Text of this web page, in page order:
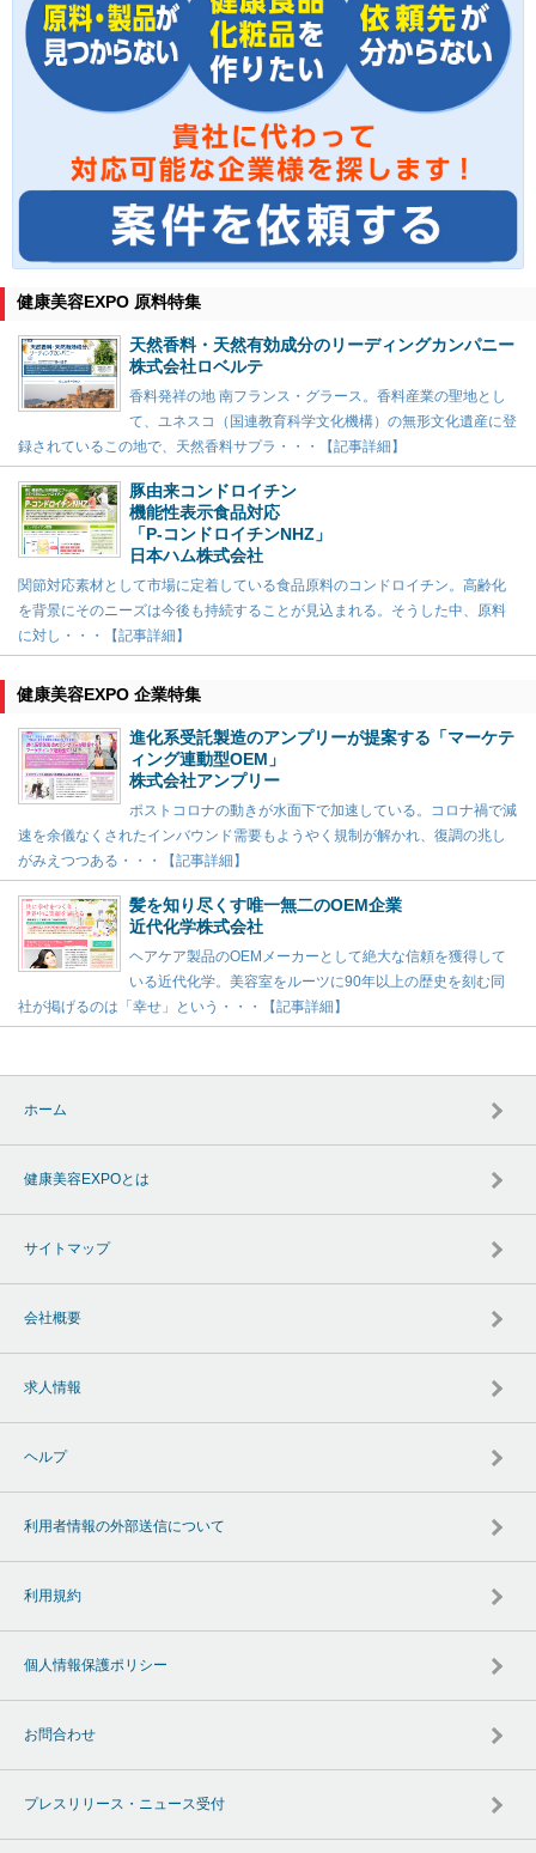
健康美容EXPO 原料特集
天然香料・天然有効成分のリーディングカンパニー
株式会社ロベルテ
香料発祥の地 南フランス・グラース。香料産業の聖地とし
て、ユネスコ（国連教育科学文化機構）の無形文化遺産に登
録されているこの地で、天然香料サプラ・・・【記事詳細】
豚由来コンドロイチン
機能性表示食品対応
「P-コンドロイチンNHZ」
日本ハム株式会社
関節対応素材として市場に定着している食品原料のコンドロイチン。高齢化
を背景にそのニーズは今後も持続することが見込まれる。そうした中、原料
に対し・・・【記事詳細】
健康美容EXPO 企業特集
進化系受託製造のアンプリーが提案する「マーケテ
ィング連動型OEM」
株式会社アンプリー
ポストコロナの動きが水面下で加速している。コロナ禍で減
速を余儀なくされたインバウンド需要もようやく規制が解かれ、復調の兆し
がみえつつある・・・【記事詳細】
髪を知り尽くす唯一無二のOEM企業
近代化学株式会社
ヘアケア製品のOEMメーカーとして絶大な信頼を獲得して
いる近代化学。美容室をルーツに90年以上の歴史を刻む同
社が掲げるのは「幸せ」という・・・【記事詳細】
ホーム
健康美容EXPOとは
サイトマップ
会社概要
求人情報
ヘルプ
利用者情報の外部送信について
利用規約
個人情報保護ポリシー
お問合わせ
プレスリリース・ニュース受付